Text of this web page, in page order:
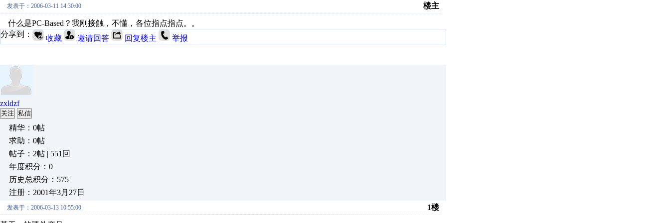
发表于：2006-03-11 14:30:00 楼主
什么是PC-Based？我刚接触，不懂，各位指点指点。。
分享到：
收藏 邀请回答 回复楼主 举报
zxldzf
关注 私信
精华：0帖
求助：0帖
帖子：2帖 | 551回
年度积分：0
历史总积分：575
注册：2001年3月27日
发表于：2006-03-13 10:55:00 1楼